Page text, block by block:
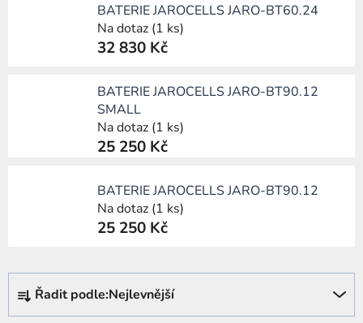
BATERIE JAROCELLS JARO-BT60.24
Na dotaz (1 ks)
32 830 Kč
BATERIE JAROCELLS JARO-BT90.12
SMALL
Na dotaz (1 ks)
25 250 Kč
BATERIE JAROCELLS JARO-BT90.12
Na dotaz (1 ks)
25 250 Kč
Ř
Řadit podle:Nejlevnější